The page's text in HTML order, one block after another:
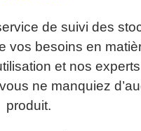
de suivi des
vos besoins en
et nos experts
ne manquiez
produit.